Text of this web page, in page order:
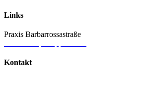
Links
Praxis Barbarrossastraße
Kontakt